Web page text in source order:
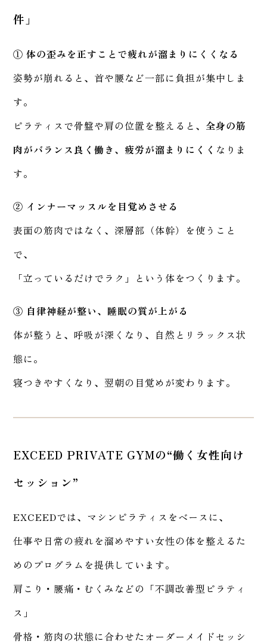
件」
① 体の歪みを正すことで疲れが溜まりにくくなる
姿勢が崩れると、首や腰など一部に負担が集中しま
す。
ピラティスで骨盤や肩の位置を整えると、 全身の筋
肉がバランス良く働き、疲労が溜まりにくく なりま
す。
② インナーマッスルを目覚めさせる
表面の筋肉ではなく、深層部（体幹）を使うこと
で、
「立っているだけでラク」という体をつくります。
③ 自律神経が整い、睡眠の質が上がる
体が整うと、呼吸が深くなり、自然とリラックス状
態に。
寝つきやすくなり、翌朝の目覚めが変わります。
EXCEED PRIVATE GYMの“働く女性向け
セッション”
EXCEEDでは、マシンピラティスをベースに、
仕事や日常の疲れを溜めやすい女性の体を整えるた
めのプログラムを提供しています。
肩こり・腰痛・むくみなどの「不調改善型ピラティ
ス」
骨格・筋肉の状態に合わせたオーダーメイドセッシ